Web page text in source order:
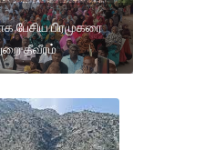
பேசிய பிரமுகரை
தீவீரம்